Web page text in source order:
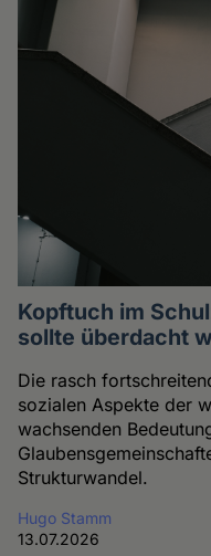
Kopftuch im
sollte überdacht
Die rasch
sozialen Aspekte der
wachsenden
Strukturwandel.
Hugo Stamm
13.07.2026